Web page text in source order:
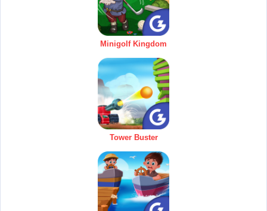
Minigolf Kingdom
Tower Buster